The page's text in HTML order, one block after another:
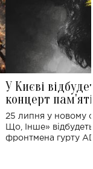
У Києві
концерт
Клименка:
виконають
25 липня у новому
Що, Інше»
фронтмена гурту